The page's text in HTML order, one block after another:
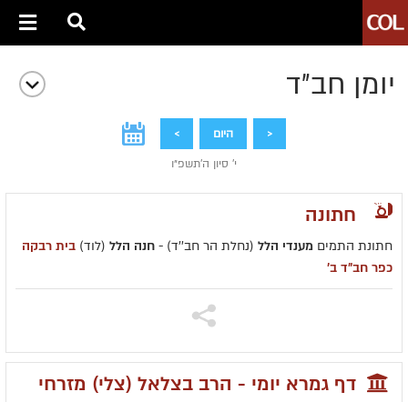
יומן חב״ד
< היום >
י' סיון ה׳תשפ״ו
חתונה
חתונת התמים מענדי הלל (נחלת הר חב''ד) - חנה הלל (לוד) בית רבקה
כפר חב"ד ב'
דף גמרא יומי - הרב בצלאל (צלי) מזרחי